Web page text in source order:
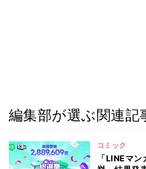
編集部が選ぶ関連記
コミック
「LINEマ